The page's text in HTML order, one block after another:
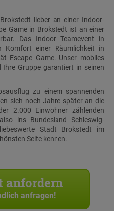
lieber an einer Indoor-
Game in Brokstedt ist an einer
Das Indoor Teamevent in
Komfort einer Räumlichkeit in
Escape Game. Unser mobiles
Gruppe garantiert in seinen
zu einem spannenden
sich noch Jahre später an die
2.000 Einwohner zählenden
ins Bundesland Schleswig-
Stadt Brokstedt im
Seite kennen.
anfordern
anfragen!